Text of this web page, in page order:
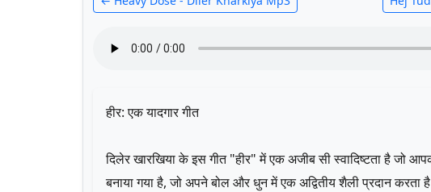
हीर: एक यादगार गीत
दिलेर खारखिया के इस गीत "हीर" में एक अजीब सी स्वादिष्टता है जो
बनाया गया है, जो अपने बोल और धुन में एक अद्वितीय शैली प्रदान